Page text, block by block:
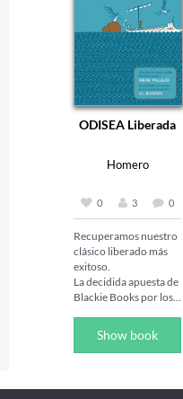
ODISEA Liberada
Homero
0 3 0
Recuperamos nuestro
clásico liberado más
exitoso.
La decidida apuesta de
Blackie Books por los
jóvenes. La Odisea de
Homero fue escrita
años después, sigue
Show book